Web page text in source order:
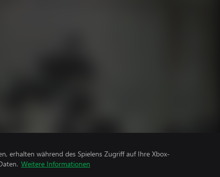
erhalten während des Spielens Zugriff auf Ihre Xbox-
Weitere Informationen